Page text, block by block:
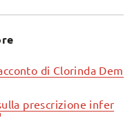
di Clorinda Dem
prescrizione infer